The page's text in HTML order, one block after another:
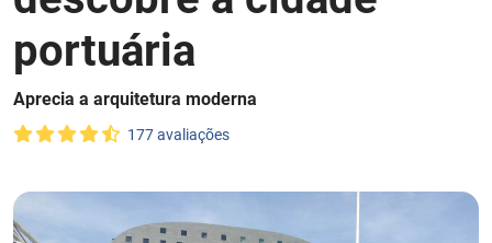
portuária
Aprecia a arquitetura moderna
177 avaliações